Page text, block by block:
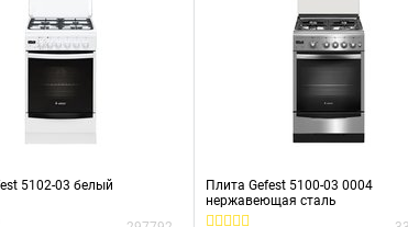
5102-03 белый
Плита Gefest 5100-03 0004
нержавеющая сталь